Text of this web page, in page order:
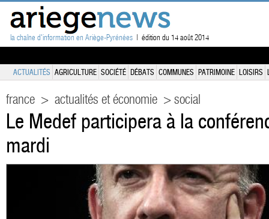
la chaîne d'information en Ariège-Pyrénées | édition du 14 août 2014
ACTUALITÉS AGRICULTURE SOCIÉTÉ DÉBATS COMMUNES PATRIMOINE LOISIRS
france > actualités et économie > social
Le Medef participera à la
mardi